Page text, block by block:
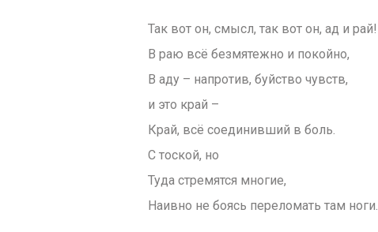
Так вот он, смысл, так вот он, ад и рай!
В раю всё безмятежно и покойно,
В аду – напротив, буйство чувств,
и это край –
Край, всё соединивший в боль.
С тоской, но
Туда стремятся многие,
Наивно не боясь переломать там ноги.